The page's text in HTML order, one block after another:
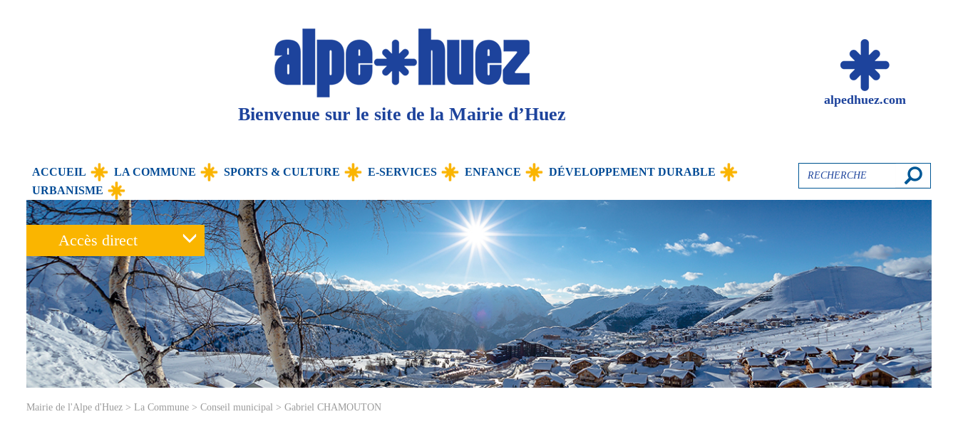
Bienvenue sur le site de la Mairie d’Huez
alpedhuez.com
ACCUEIL LA COMMUNE SPORTS & CULTURE E-SERVICES ENFANCE
DÉVELOPPEMENT DURABLE
URBANISME
Recherche
Accès direct
Mairie de l'Alpe d'Huez > La Commune > Conseil municipal > Gabriel CHAMOUTON